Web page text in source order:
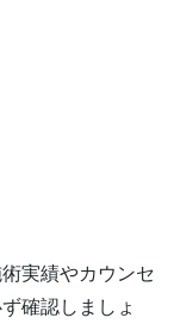
実績やカウンセ
確認しましょ